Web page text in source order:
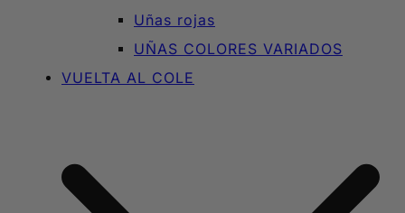
Uñas rojas
UÑAS COLORES VARIADOS
VUELTA AL COLE